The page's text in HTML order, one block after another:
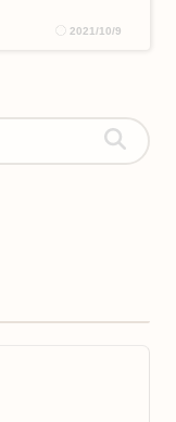
2021/10/9